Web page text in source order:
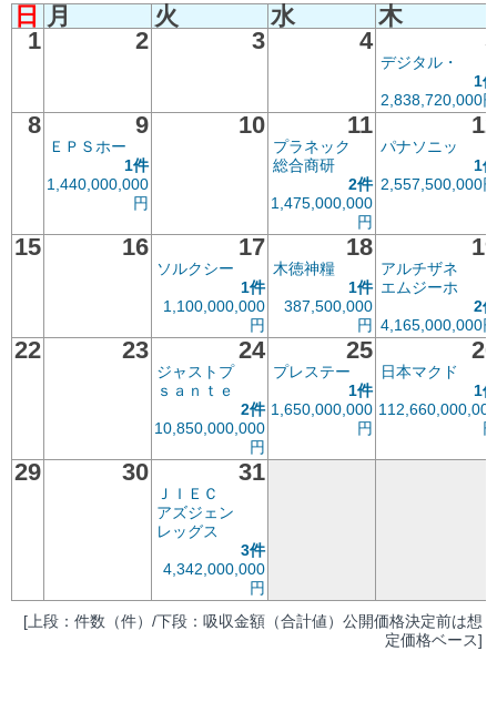
日 月 火 水
木
1
2 3 4 5
デジタル・
1件
2,838,720,000円
8 9
ＥＰＳホー
1件
1,440,000,000
円
10 11
プラネック
総合商研
2件
1,475,000,000
円
12
パナソニッ
1件
2,557,500,000円
15 16 17
ソルクシー
1件
1,100,000,000
円
18
木徳神糧
1件
387,500,000
円
19
アルチザネ
エムジーホ
2件
4,165,000,000円
22 23 24
ジャストプ
ｓａｎｔｅ
2件
10,850,000,000
円
25
プレステー
1件
1,650,000,000
円
26
日本マクド
1件
112,660,000,000
円
29 30 31
ＪＩＥＣ
アズジェン
レッグス
3件
4,342,000,000
円
[上段：件数（件）/下段：吸収金額（合計値）公開価格決定前は想
定価格ベース]